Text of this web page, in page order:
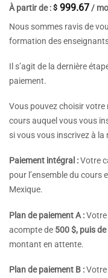
À partir de : $ 999.67 /
Nous sommes ravis de
formation des
Il s’agit de la dernière
paiement.
Vous pouvez choisir votre
cours auquel vous vous
si vous vous inscrivez à
Paiement intégral :Votre
pour l’ensemble du cours
Mexique.
Plan de paiement A :Votre
acompte de 500 $, puis
montant en attente.
Plan de paiement B :Votre